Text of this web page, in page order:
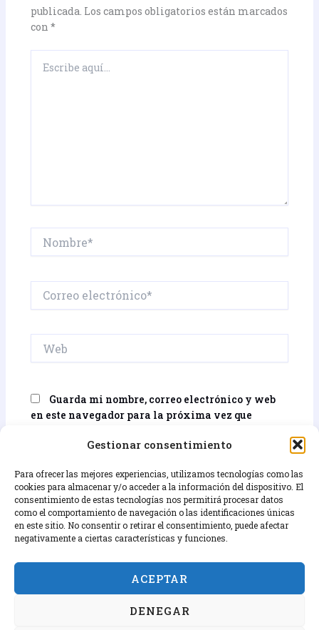
Gestionar consentimiento
Para ofrecer las mejores experiencias, utilizamos tecnologías como las
cookies para almacenar y/o acceder a la información del dispositivo. El
consentimiento de estas tecnologías nos permitirá procesar datos
como el comportamiento de navegación o las identificaciones únicas
en este sitio. No consentir o retirar el consentimiento, puede afectar
negativamente a ciertas características y funciones.
ACEPTAR
DENEGAR
publicada. Los campos obligatorios están marcados
con *
aquí...
electrónico*
Guarda mi nombre, correo electrónico y web
en este navegador para la próxima vez que
Términos y condiciones